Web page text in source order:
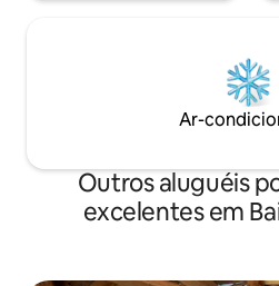
Ar-
Outros aluguéis
excelentes em